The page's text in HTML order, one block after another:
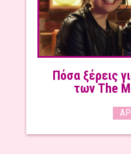
Πόσα ξέρεις
των The